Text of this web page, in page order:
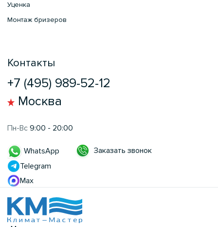
Уценка
Монтаж бризеров
Контакты
+7 (495) 989-52-12
Москва
Пн-Вс 9:00 - 20:00
WhatsApp
Telegram
Max
Заказать звонок